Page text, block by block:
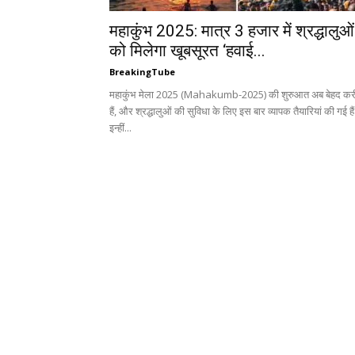
महाकुंभ 2025: मात्र 3 हजार में श्रद्धालुओं
को मिलेगा खूबसूरत ‘हवाई...
BreakingTube
महाकुंभ मेला 2025 (Mahakumb-2025) की शुरुआत अब बेहद
हैं, और श्रद्धालुओं की सुविधा के लिए इस बार व्यापक तैयारियां की गई
इन्हीं...